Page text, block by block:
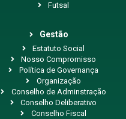
Futsal
Gestão
Estatuto Social
Nosso Compromisso
Política de Governança
Organização
Conselho de Adminstração
Conselho Deliberativo
Conselho Fiscal